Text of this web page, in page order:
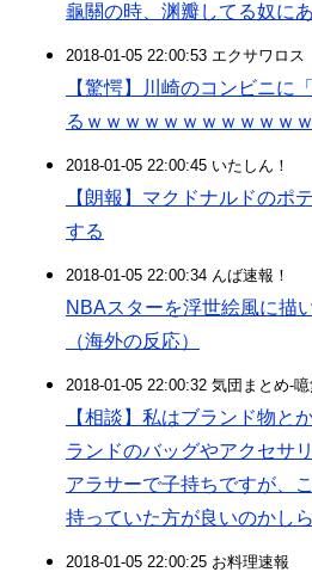
龜關の時、渊瓣してる奴に
2018-01-05 22:00:53 エクサワロス
【驚愕】川崎のコンビニに
るｗｗｗｗｗｗｗｗｗｗｗｗ
2018-01-05 22:00:45 いたしん！
【朗報】マクドナルドのポ
する
2018-01-05 22:00:34 んば速報！
NBAスターを浮世絵風に描
（海外の反応）
2018-01-05 22:00:32 気団まとめ-
【相談】私はブランド物と
ランドのバッグやアクセサ
アラサーで子持ちですが、
持っていた方が良いのかし
2018-01-05 22:00:25 お料理速報